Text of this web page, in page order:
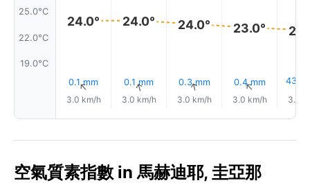
25.0°C
22.0°C
19.0°C
24.0°
0.1 mm
↑
3.0 km/h
24.0°
0.1 mm
↑
3.0 km/h
24.0°
0.3 mm
↑
3.0 km/h
23.0°
0.4 mm
↑
3.0 km/h
43%
3.0
空氣質素指數 in 馬赫迪耶, 圭亞那